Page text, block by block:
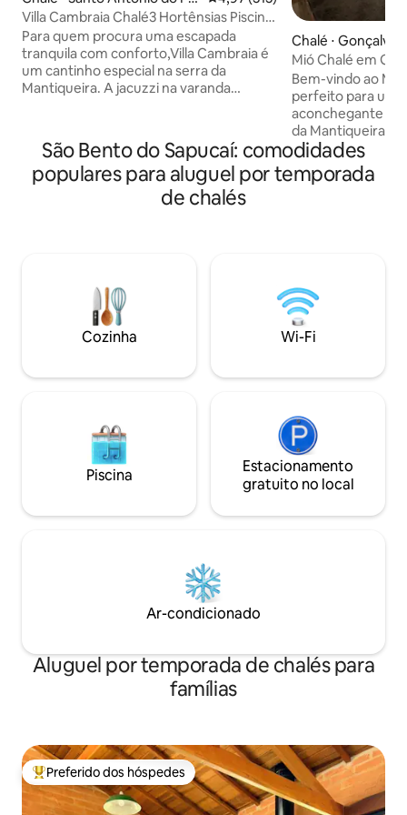
hal
Villa Cambraia Chalé3 Hortênsias Piscina
aquecida
Para quem procura uma escapada
tranquila com conforto,Villa Cambraia é
um cantinho especial na serra da
Mantiqueira. A jacuzzi na varanda
destrute , relaxamento e apreciação da
vista da natureza . A cozinha é completa,
cafeteira
nespresso,microondas,frigobar,aparelho
de fondue,torradeira e lareira. Estamos
Chalé ⋅ Gonçalves
Mió Chalé em
Bem-vindo ao
perfeito para
aconchegante na
da Mantiqueira.
localizado na
Gonçalves,
paisagens
atmosfera
perfeito para
energias.
São Bento do Sapucaí: comodidades
populares para aluguel por temporada
de chalés
Cozinha Wi-Fi
Piscina
Estacionamento
gratuito no local
Ar-condicionado
Aluguel por temporada de chalés para
famílias
Entre os melhores preferidos dos hóspedes
Preferido dos hóspedes